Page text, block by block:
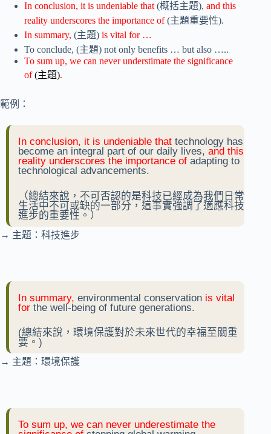
In conclusion, it is undeniable that(概括主題), and this
reality underscores the importance of(主題重要性).
In summary, (主題) is vital for …
To conclude, (主題) not only benefits … but also …..
To sum up, we can never understimate the significance
of(主題).
範例：
In conclusion, it is undeniable that technology has
become an integral part of our daily lives, and this
reality underscores the importance of adapting to
technological advancements.
（總結來說，不可否認的是科技已經成為我們日常
生活中不可或缺的一部分，這事實強調了適應科技
進步的重要性。）
→ 主題：科技進步
In summary, environmental conservation is vital
for the well-being of future generations.
(總結來說，環境保護對於未來世代的幸福至關重
要。)
→ 主題：環境保護
To sum up, we can never underestimate the